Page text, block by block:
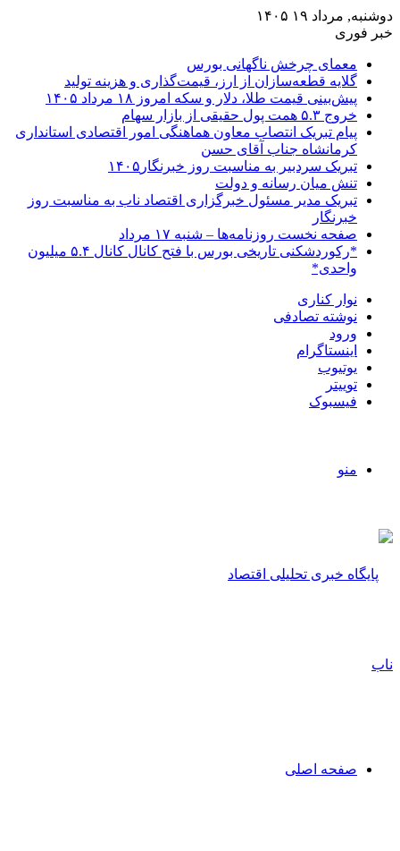
دوشنبه, مرداد ۱۹ ۱۴۰۵
خبر فوری
معمای چرخش ناگهانی بورس
گلایه قطعه‌سازان از ارز، قیمت‌گذاری و هزینه تولید
پیش‌بینی قیمت طلا، دلار و سکه امروز ۱۸ مرداد ۱۴۰۵
خروج ۵.۳ همت پول حقیقی از بازار سهام
پیام تبریک انتصاب معاون هماهنگی امور اقتصادی استانداری
کرمانشاه جناب آقای حسن
تبریک سردبیر به مناسبت روز خبرنگار۱۴۰۵
تنش میان رسانه و دولت
تبریک مدیر مسئول خبرگزاری اقتصاد ناب به مناسبت روز
خبرنگار
صفحه نخست روزنامه‌ها – شنبه ۱۷ مرداد
*رکوردشکنی تاریخی بورس با فتح کانال کانال ۵.۴ میلیون
واحدی*
نوار کناری
نوشته تصادفی
ورود
اینستاگرام
یوتیوب
توییتر
فیسبوک
منو
صفحه اصلی